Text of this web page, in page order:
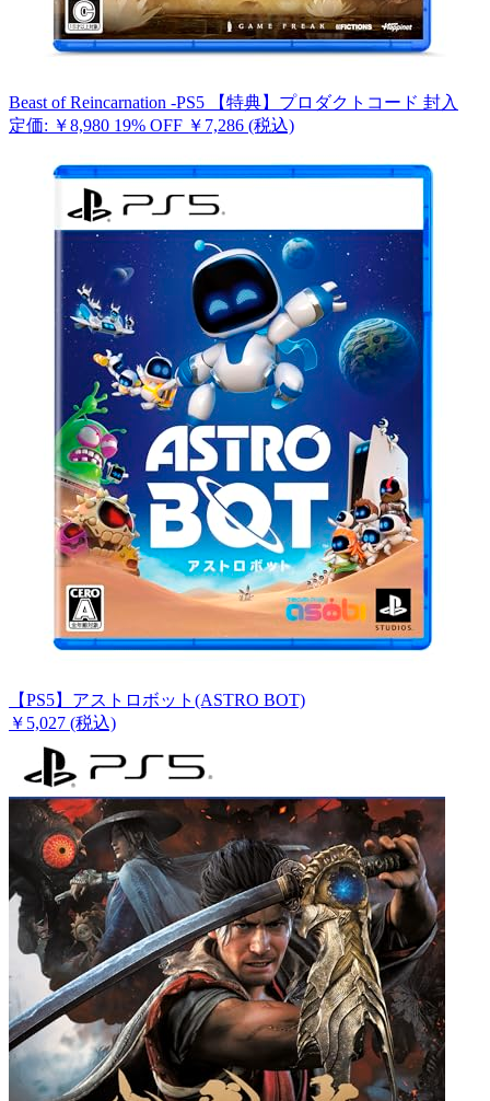
Beast of Reincarnation -PS5 【特典】プロダクトコード 封入
定価: ￥8,980 19% OFF ￥7,286 (税込)
【PS5】アストロボット(ASTRO BOT)
￥5,027 (税込)